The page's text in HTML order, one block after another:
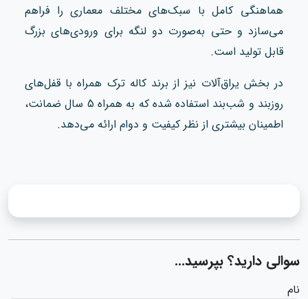
هماهنگی کامل با سبک‌های مختلف معماری را فراهم
می‌سازد و حتی به‌صورت دو لنگه برای ورودی‌های بزرگ
قابل تولید است.
در بخش یراق‌آلات نیز از برند کاله ترک همراه با قفل‌های
روزبند و شب‌بند استفاده شده که به همراه 5 سال ضمانت،
اطمینان بیشتری از نظر کیفیت و دوام ارائه می‌دهد.
سوالی دارید؟ بپرسید...
نام